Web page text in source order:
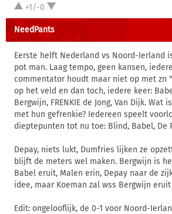
+1/-0
NeedPants
Eerste helft Nederland vs Noord-Ierland
pot man. Laag tempo, geen kansen,
commentator houdt maar niet op met zn
op het veld en dan toch, iedere keer:
Bergwijn, FRENKIE de Jong, Van Dijk.
met hun gefrenkie? Iedereen speelt
dieptepunten tot nu toe: Blind, Babel, De
Depay, niets lukt, Dumfries lijken ze
blijft de meters wel maken. Bergwijn is
Babel eruit, Malen erin, Depay naar de
idee, maar Koeman zal wss Bergwijn
Edit: ongelooflijk, de 0-1 voor Noord-